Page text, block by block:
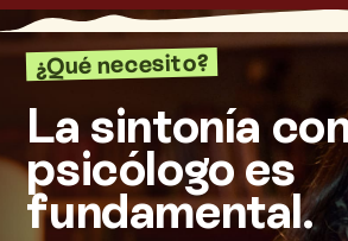
¿Qué necesito?
La sintonía
psicólogo es
fundamental.